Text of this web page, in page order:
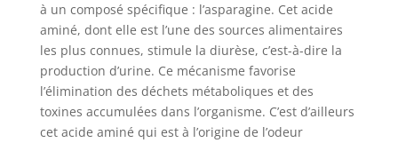
à un composé spécifique : l’asparagine. Cet acide
aminé, dont elle est l’une des sources alimentaires
les plus connues, stimule la diurèse, c’est-à-dire la
production d’urine. Ce mécanisme favorise
l’élimination des déchets métaboliques et des
toxines accumulées dans l’organisme. C’est d’ailleurs
cet acide aminé qui est à l’origine de l’odeur